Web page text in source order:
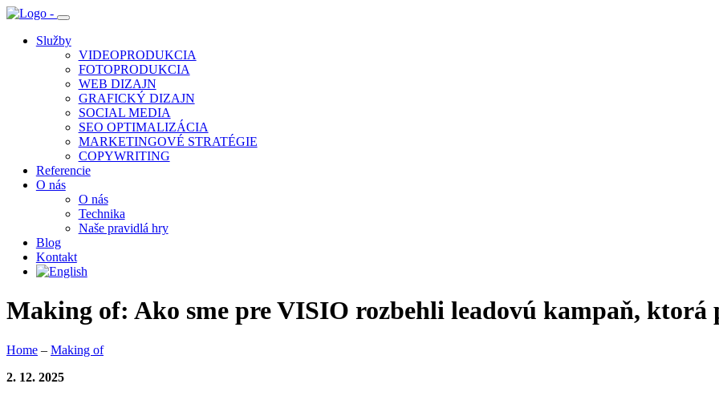
Služby
VIDEOPRODUKCIA
FOTOPRODUKCIA
WEB DIZAJN
GRAFICKÝ DIZAJN
SOCIAL MEDIA
SEO OPTIMALIZÁCIA
MARKETINGOVÉ STRATÉGIE
COPYWRITING
Referencie
O nás
O nás
Technika
Naše pravidlá hry
Blog
Kontakt
Making of: Ako sme pre VISIO rozbehli leadovú kampaň, ktorá
Home – Making of
2. 12. 2025